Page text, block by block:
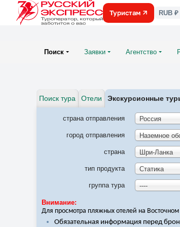
Туристам
Курс
RUB ₽
Поиск Заявки Агентство
Поиск тура Отели Экскурсионные
страна отправления Россия
город отправления Наземное
страна Шри-Ланка
тип продукта Статика
группа тура ----
Внимание:
Для просмотра пляжных отелей на
Обязательная информация перед